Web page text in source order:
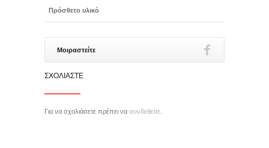
Πρόσθετο υλικό
Μοιραστείτε
ΣΧΟΛΙΆΣΤΕ
Για να σχολιάσετε πρέπει να συνδεθείτε